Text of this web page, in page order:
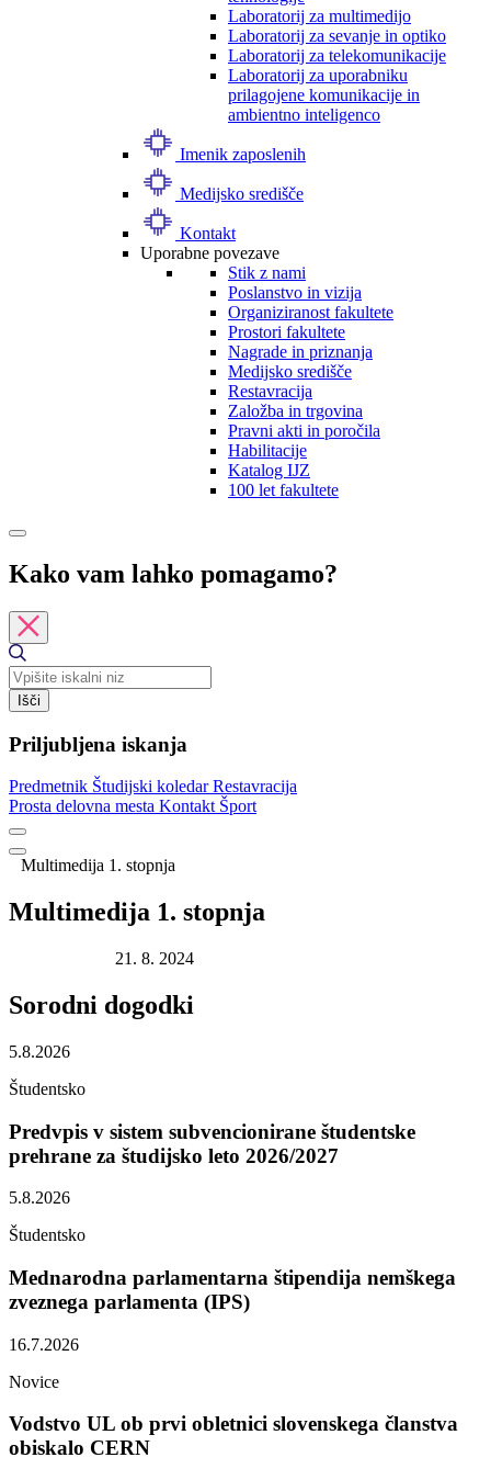
Laboratorij za multimedijo
Laboratorij za sevanje in optiko
Laboratorij za telekomunikacije
Laboratorij za uporabniku
prilagojene komunikacije in
ambientno inteligenco
Imenik zaposlenih
Medijsko središče
Kontakt
Uporabne povezave
Stik z nami
Poslanstvo in vizija
Organiziranost fakultete
Prostori fakultete
Nagrade in priznanja
Medijsko središče
Restavracija
Založba in trgovina
Pravni akti in poročila
Habilitacije
Katalog IJZ
100 let fakultete
Kako vam lahko pomagamo?
Išči
Priljubljena iskanja
Predmetnik Študijski koledarRestavracija
Prosta delovna mesta Kontakt Šport
Multimedija 1. stopnja
Multimedija 1. stopnja
21. 8. 2024
Sorodni dogodki
5.8.2026
Študentsko
Predvpis v sistem subvencionirane študentske
prehrane za študijsko leto 2026/2027
5.8.2026
Študentsko
Mednarodna parlamentarna štipendija nemškega
zveznega parlamenta (IPS)
16.7.2026
Novice
Vodstvo UL ob prvi obletnici slovenskega članstva
obiskalo CERN